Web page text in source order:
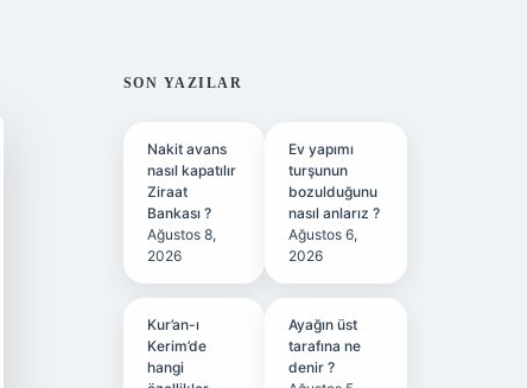
SIDEBAR
SON YAZILAR
Nakit avans
nasıl kapatılır
Ziraat
Bankası ?
Ağustos 8,
2026
Ev yapımı
turşunun
bozulduğunu
nasıl anlarız ?
Ağustos 6,
2026
Kur’an-ı
Kerim’de
hangi
Ayağın üst
tarafına ne
denir ?